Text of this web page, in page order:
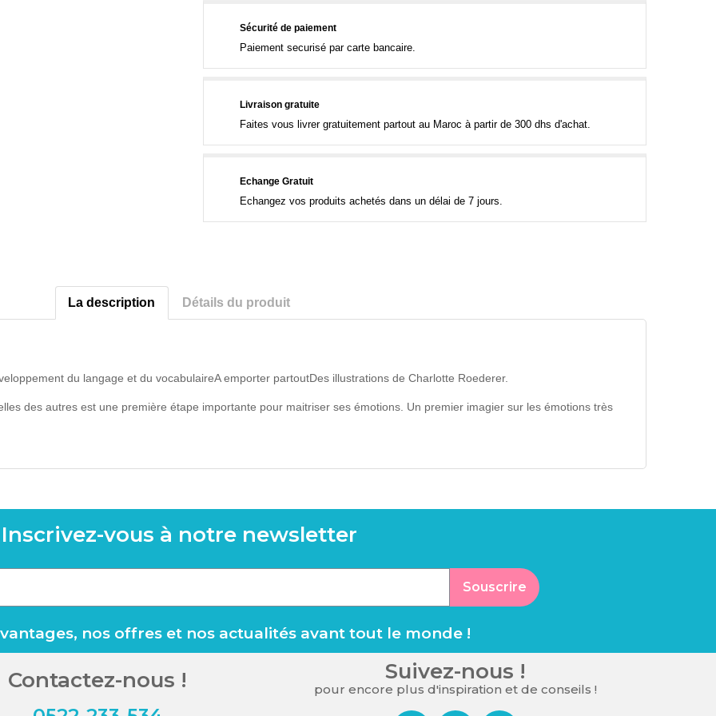
Sécurité de paiement
Paiement securisé par carte bancaire.
Livraison gratuite
Faites vous livrer gratuitement partout au Maroc à partir de 300 dhs d'achat.
Echange Gratuit
Echangez vos produits achetés dans un délai de 7 jours.
La description Détails du produit
du langage et du vocabulaireA emporter partoutDes illustrations de Charlotte Roederer.
des autres est une première étape importante pour maitriser ses émotions. Un premier imagier sur les émotions très
Inscrivez-vous à notre newsletter
Souscrire
nos offres et nos actualités avant tout le monde !
Contactez-nous ! Suivez-nous !
pour encore plus d'inspiration et de conseils !